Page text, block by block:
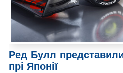
Ред Булл
прі Японії